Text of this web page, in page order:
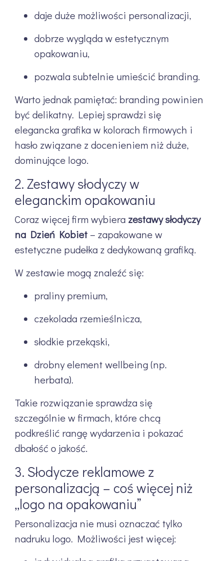
daje duże możliwości personalizacji,
dobrze wygląda w estetycznym
opakowaniu,
pozwala subtelnie umieścić branding.
Warto jednak pamiętać: branding powinien
być delikatny. Lepiej sprawdzi się
elegancka grafika w kolorach firmowych i
hasło związane z docenieniem niż duże,
dominujące logo.
2. Zestawy słodyczy w
eleganckim opakowaniu
Coraz więcej firm wybiera zestawy słodyczy
na Dzień Kobiet – zapakowane w
estetyczne pudełka z dedykowaną grafiką.
W zestawie mogą znaleźć się:
praliny premium,
czekolada rzemieślnicza,
słodkie przekąski,
drobny element wellbeing (np.
herbata).
Takie rozwiązanie sprawdza się
szczególnie w firmach, które chcą
podkreślić rangę wydarzenia i pokazać
dbałość o jakość.
3. Słodycze reklamowe z
personalizacją – coś więcej niż
„logo na opakowaniu”
Personalizacja nie musi oznaczać tylko
nadruku logo. Możliwości jest więcej: